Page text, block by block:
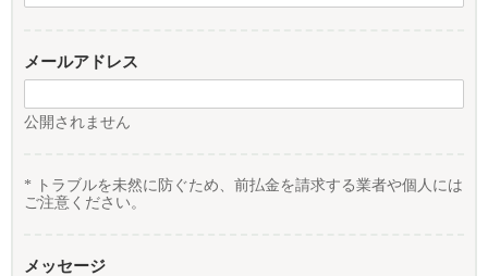
メールアドレス
公開されません
* トラブルを未然に防ぐため、前払金を請求する業者や個人には
ご注意ください。
メッセージ